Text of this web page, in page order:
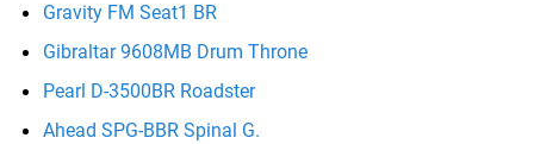
Gravity FM Seat1 BR
Gibraltar 9608MB Drum Throne
Pearl D-3500BR Roadster
Ahead SPG-BBR Spinal G.